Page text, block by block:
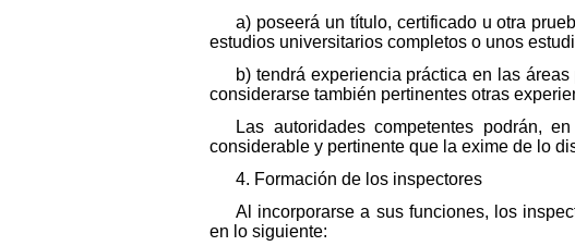
a) poseerá un título, certificado u otra
estudios universitarios completos o unos
b) tendrá experiencia práctica en las
considerarse también pertinentes otras
Las autoridades competentes podrán,
considerable y pertinente que la exime de lo
4. Formación de los inspectores
Al incorporarse a sus funciones, los
en lo siguiente: